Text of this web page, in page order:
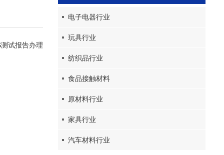
试报告办理
电子电器行业
玩具行业
纺织品行业
食品接触材料
原材料行业
家具行业
汽车材料行业